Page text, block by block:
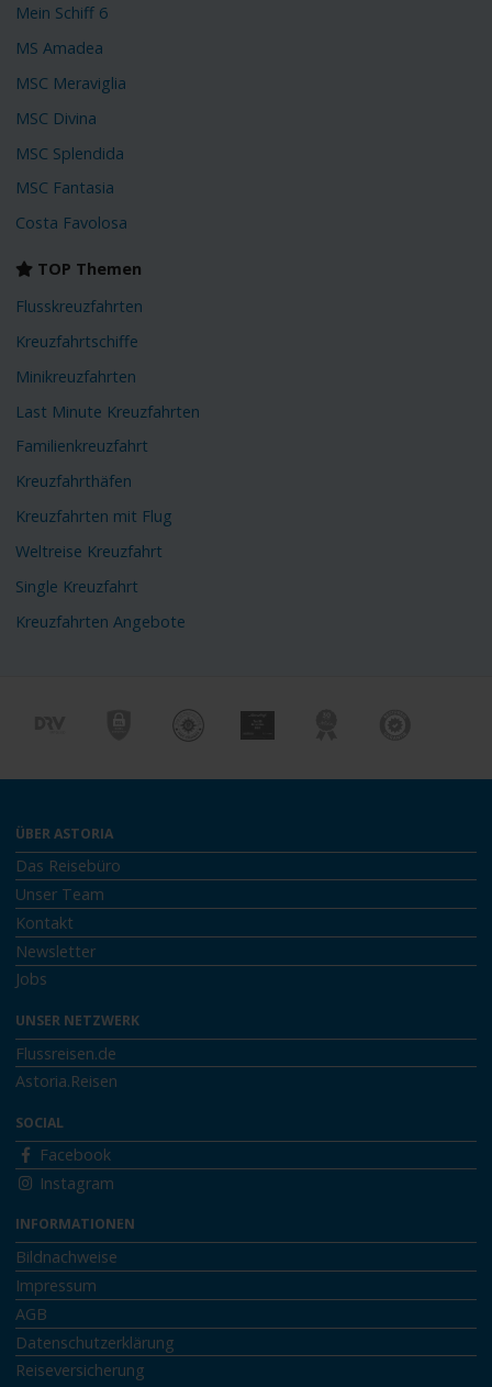
Mein Schiff 6
MS Amadea
MSC Meraviglia
MSC Divina
MSC Splendida
MSC Fantasia
Costa Favolosa
TOP Themen
Flusskreuzfahrten
Kreuzfahrtschiffe
Minikreuzfahrten
Last Minute Kreuzfahrten
Familienkreuzfahrt
Kreuzfahrthäfen
Kreuzfahrten mit Flug
Weltreise Kreuzfahrt
Single Kreuzfahrt
Kreuzfahrten Angebote
ÜBER ASTORIA
Das Reisebüro
Unser Team
Kontakt
Newsletter
Jobs
UNSER NETZWERK
Flussreisen.de
Astoria.Reisen
SOCIAL
Facebook
Instagram
INFORMATIONEN
Bildnachweise
Impressum
AGB
Datenschutzerklärung
Reiseversicherung